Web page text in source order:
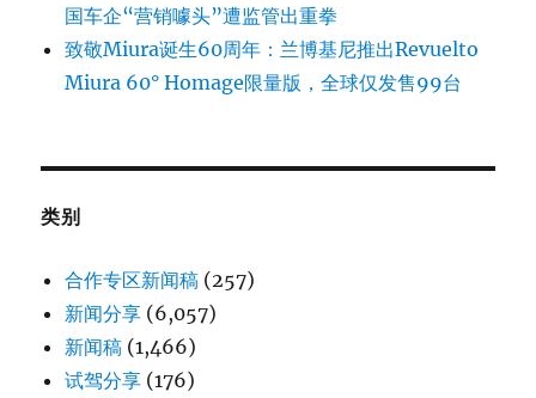
国车企“营销噱头”遭监管出重拳
致敬Miura诞生60周年：兰博基尼推出Revuelto
Miura 60° Homage限量版，全球仅发售99台
类别
合作专区新闻稿 (257)
新闻分享 (6,057)
新闻稿 (1,466)
试驾分享 (176)